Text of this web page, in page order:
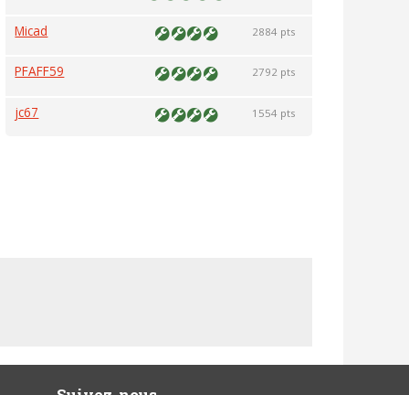
Micad 2884 pts
PFAFF59 2792 pts
jc67 1554 pts